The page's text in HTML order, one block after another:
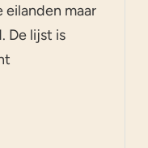
eilanden maar
De lijst is